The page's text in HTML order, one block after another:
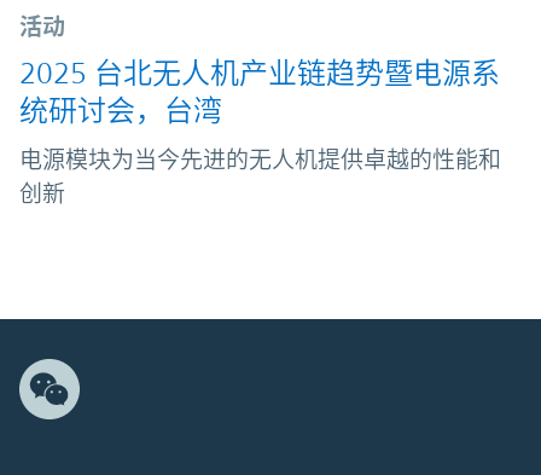
活动
2025 台北无人机产业链趋势暨电源系
统研讨会，台湾
电源模块为当今先进的无人机提供卓越的性能和
创新